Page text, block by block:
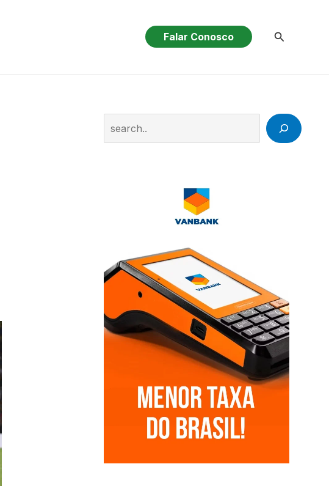
Falar Conosco Pesquisar